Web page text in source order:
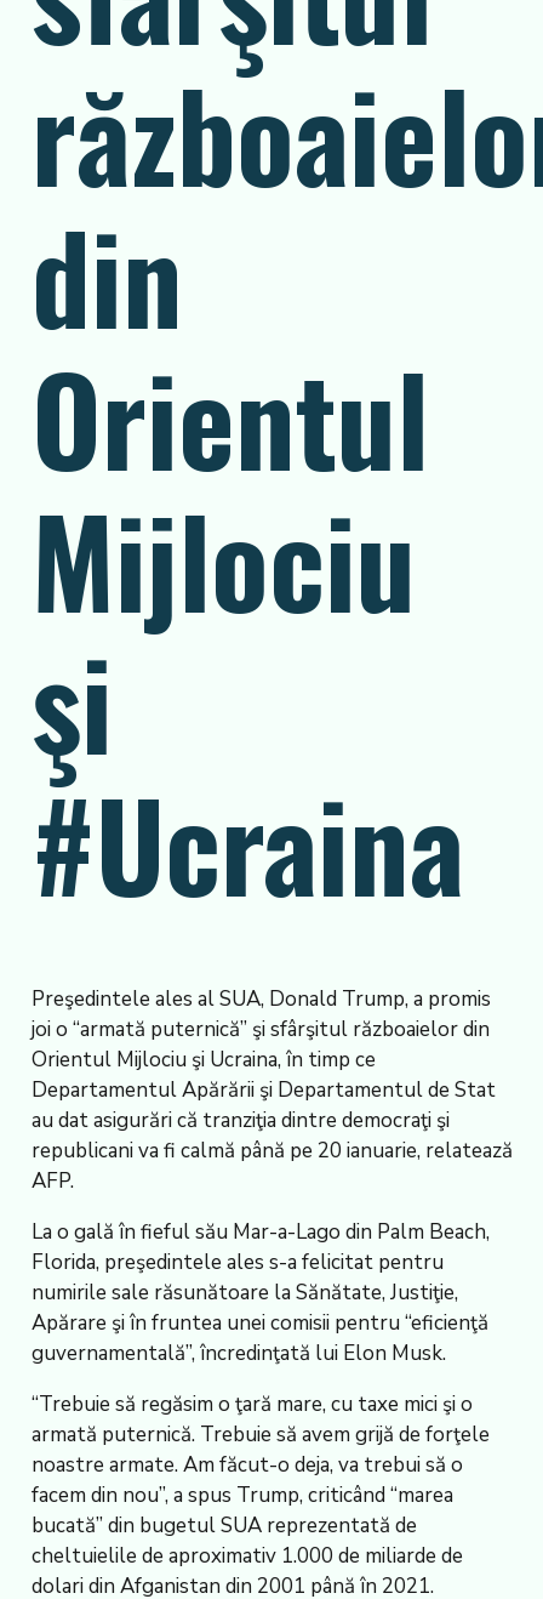
din
Orientul
Mijlociu
şi
#Ucraina
Preşedintele ales al SUA, Donald Trump, a promis
joi o “armată puternică” şi sfârşitul războaielor din
Orientul Mijlociu şi Ucraina, în timp ce
Departamentul Apărării şi Departamentul de Stat
au dat asigurări că tranziţia dintre democraţi şi
republicani va fi calmă până pe 20 ianuarie, relatează
AFP.
La o gală în fieful său Mar-a-Lago din Palm Beach,
Florida, preşedintele ales s-a felicitat pentru
numirile sale răsunătoare la Sănătate, Justiţie,
Apărare şi în fruntea unei comisii pentru “eficienţă
guvernamentală”, încredinţată lui Elon Musk.
“Trebuie să regăsim o ţară mare, cu taxe mici şi o
armată puternică. Trebuie să avem grijă de forţele
noastre armate. Am făcut-o deja, va trebui să o
facem din nou”, a spus Trump, criticând “marea
bucată” din bugetul SUA reprezentată de
cheltuielile de aproximativ 1.000 de miliarde de
dolari din Afganistan din 2001 până în 2021.